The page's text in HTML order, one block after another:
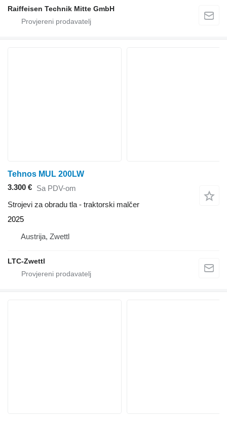
Raiffeisen Technik Mitte GmbH
Tehnos MUL 200LW
3.300 € Sa PDV-om
Strojevi za obradu tla - traktorski malčer
2025
Austrija, Zwettl
LTC-Zwettl